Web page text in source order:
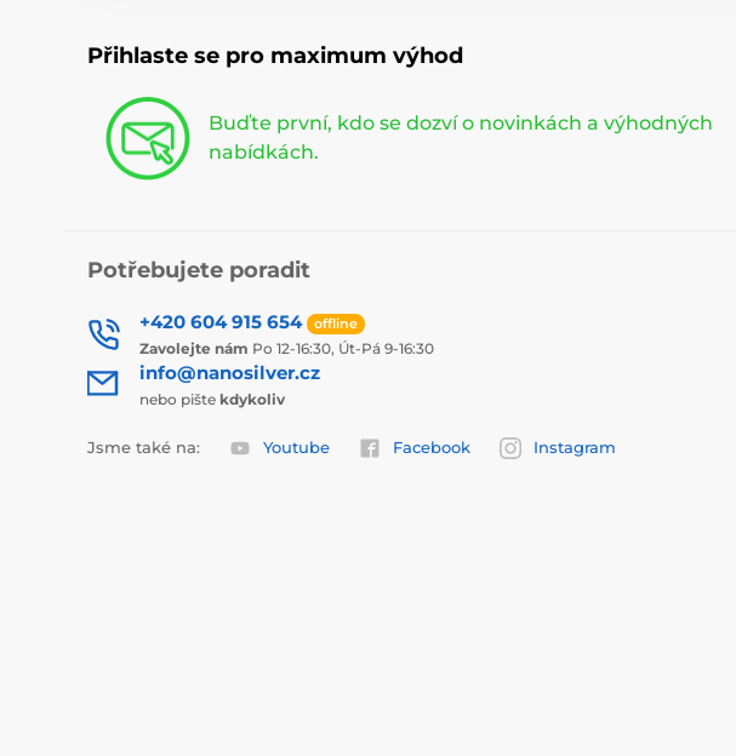
Přihlaste se pro maximum výhod
Buďte první, kdo se dozví o novinkách a výhodných
nabídkách.
Potřebujete poradit
+420 604 915 654 offline
Zavolejte nám Po 12-16:30, Út-Pá 9-16:30
info@nanosilver.cz
nebo pište kdykoliv
Jsme také na: Youtube Facebook Instagram